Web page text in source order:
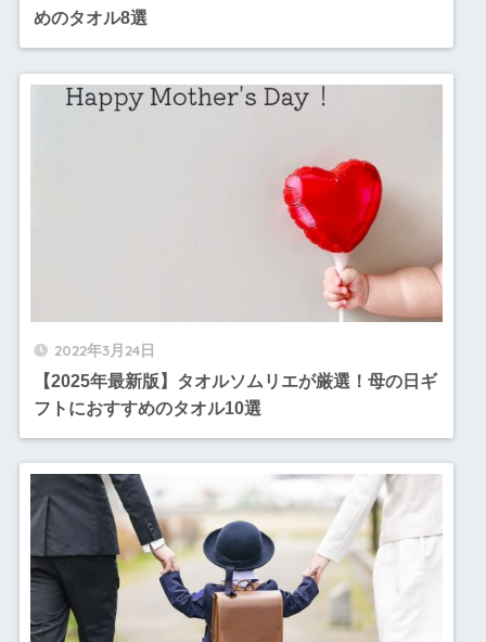
めのタオル8選
2022年3月24日
【2025年最新版】タオルソムリエが厳選！母の日ギ
フトにおすすめのタオル10選